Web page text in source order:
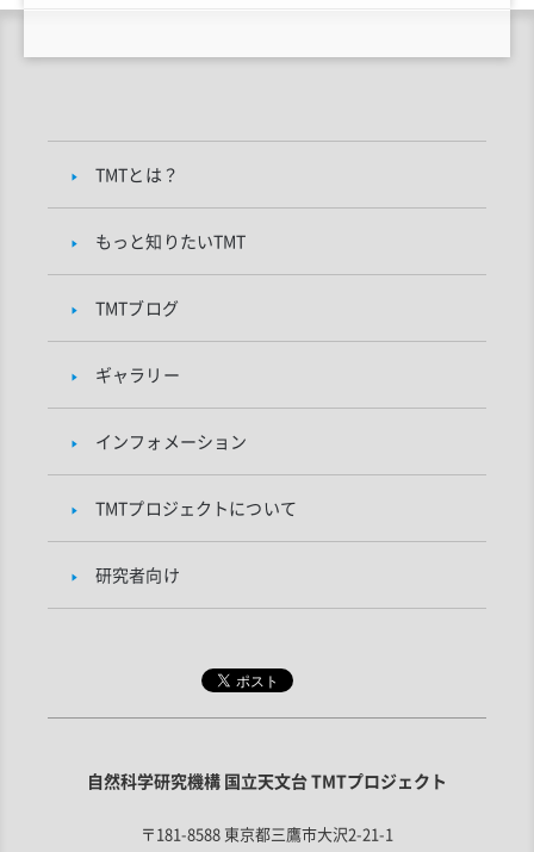
TMTとは？
もっと知りたいTMT
TMTブログ
ギャラリー
インフォメーション
TMTプロジェクトについて
研究者向け
自然科学研究機構 国立天文台 TMTプロジェクト
〒181-8588 東京都三鷹市大沢2-21-1